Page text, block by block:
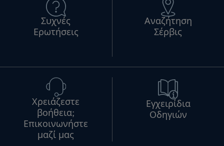
Συχνές
Ερωτήσεις
Αναζήτηση
Σέρβις
Χρειάζεστε
βοήθεια;
Επικοινωνήστε
μαζί μας
Εγχειρίδια
Οδηγιών